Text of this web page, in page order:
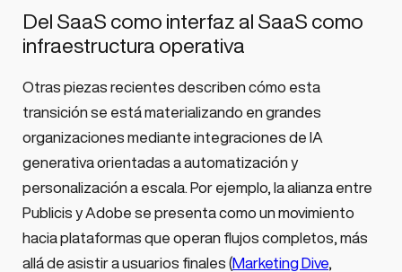
Del SaaS como interfaz al SaaS como
infraestructura operativa
Otras piezas recientes describen cómo esta
transición se está materializando en grandes
organizaciones mediante integraciones de IA
generativa orientadas a automatización y
personalización a escala. Por ejemplo, la alianza entre
Publicis y Adobe se presenta como un movimiento
hacia plataformas que operan flujos completos, más
allá de asistir a usuarios finales (Marketing Dive